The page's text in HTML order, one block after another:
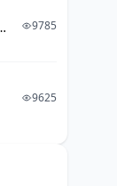
9785
9625